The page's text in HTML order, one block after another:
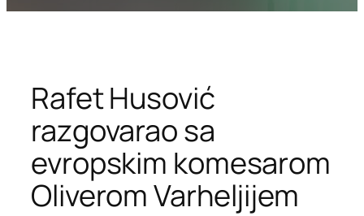
Rafet Husović
razgovarao sa
evropskim komesarom
Oliverom Varheljijem